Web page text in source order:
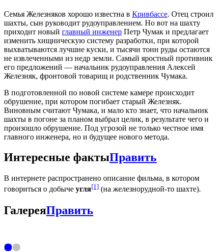
Семья Железняков хорошо известна в Кривбассе. Отец строил
шахты, сын руководит рудоуправлением. Но вот на шахту
приходит новый главный инженер Петр Чумак и предлагает
изменить хищническую систему разработки, при которой
выхватываются лучшие куски, и тысячи тонн руды остаются
не извлеченными из недр земли. Самый яростный противник
его предложений — начальник рудоуправления Алексей
Железняк, фронтовой товарищ и родственник Чумака.
В подготовленной по новой системе камере происходит
обрушение, при котором погибает старый Железняк.
Виновным считают Чумака, и мало кто знает, что начальник
шахты в погоне за планом выбрал целик, в результате чего и
произошло обрушение. Под угрозой не только честное имя
главного инженера, но и будущее нового метода.
Интересные фактыПравить
В интернете распространено описание фильма, в котором
говориться о добыче угля[1] (на железнорудной-то шахте).
ГалереяПравить